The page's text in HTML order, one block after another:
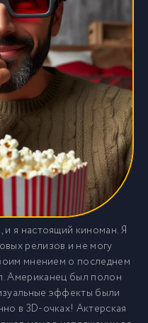
я настоящий киноман. Я
релизов и не могу
мнением о последнем
Американец был полон
эффекты были
в 3D-очках! Актерская